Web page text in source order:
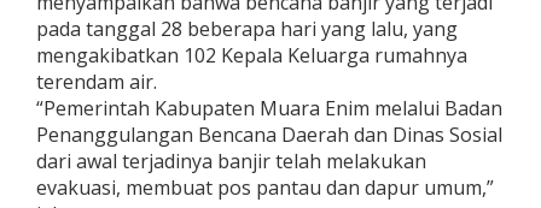
pada tanggal 28 beberapa hari yang lalu, yang
mengakibatkan 102 Kepala Keluarga rumahnya
terendam air.
“Pemerintah Kabupaten Muara Enim melalui Badan
Penanggulangan Bencana Daerah dan Dinas Sosial
dari awal terjadinya banjir telah melakukan
evakuasi, membuat pos pantau dan dapur umum,”